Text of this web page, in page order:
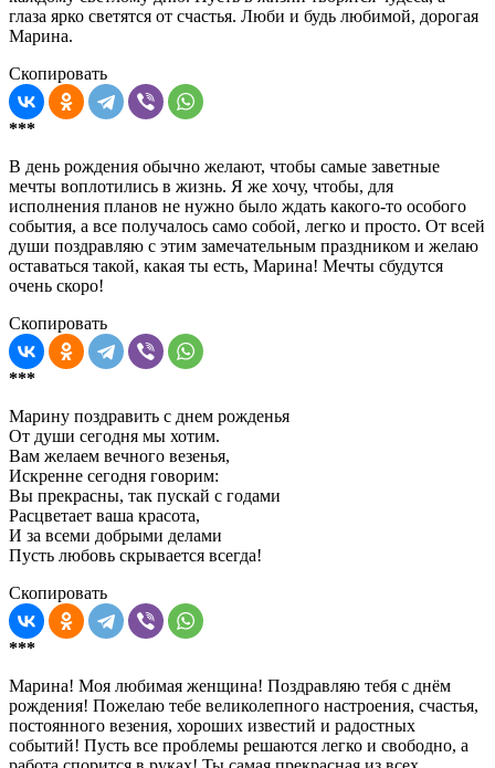
глаза ярко светятся от счастья. Люби и будь любимой, дорогая
Марина.
Скопировать
***
В день рождения обычно желают, чтобы самые заветные
мечты воплотились в жизнь. Я же хочу, чтобы, для
исполнения планов не нужно было ждать какого-то особого
события, а все получалось само собой, легко и просто. От всей
души поздравляю с этим замечательным праздником и желаю
оставаться такой, какая ты есть, Марина! Мечты сбудутся
очень скоро!
Скопировать
***
Марину поздравить с днем рожденья
От души сегодня мы хотим.
Вам желаем вечного везенья,
Искренне сегодня говорим:
Вы прекрасны, так пускай с годами
Расцветает ваша красота,
И за всеми добрыми делами
Пусть любовь скрывается всегда!
Скопировать
***
Марина! Моя любимая женщина! Поздравляю тебя с днём
рождения! Пожелаю тебе великолепного настроения, счастья,
постоянного везения, хороших известий и радостных
событий! Пусть все проблемы решаются легко и свободно, а